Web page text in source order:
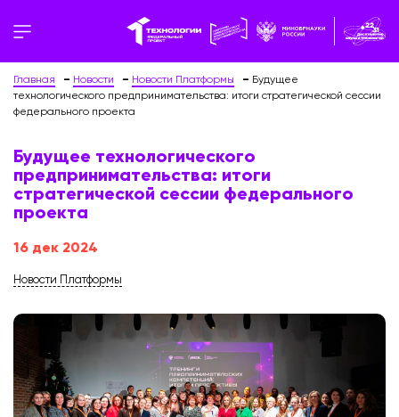
Главная Новости Новости Платформы
Будущее
технологического предпринимательства: итоги стратегической сессии
федерального проекта
Будущее технологического
предпринимательства: итоги
стратегической сессии федерального
проекта
16 дек 2024
Новости Платформы